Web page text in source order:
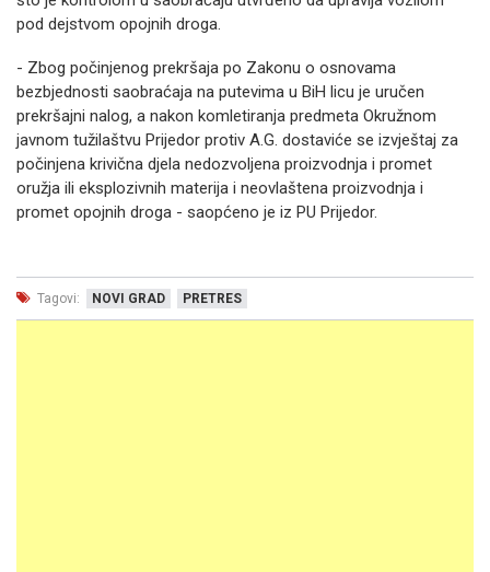
pod dejstvom opojnih droga.
- Zbog počinjenog prekršaja po Zakonu o osnovama
bezbjednosti saobraćaja na putevima u BiH licu je uručen
prekršajni nalog, a nakon komletiranja predmeta Okružnom
javnom tužilaštvu Prijedor protiv A.G. dostaviće se izvještaj za
počinjena krivična djela nedozvoljena proizvodnja i promet
oružja ili eksplozivnih materija i neovlaštena proizvodnja i
promet opojnih droga - saopćeno je iz PU Prijedor.
Tagovi: NOVI GRAD PRETRES